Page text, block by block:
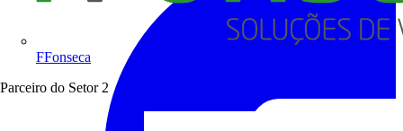
FFonseca
Parceiro do Setor 2